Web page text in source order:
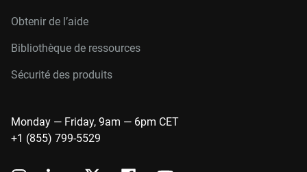
Obtenir de l’aide
Bibliothèque de ressources
Sécurité des produits
Monday — Friday, 9am — 6pm CET
+1 (855) 799-5529